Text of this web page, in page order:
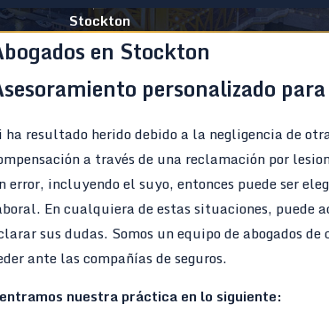
Stockton
en Stockton
personalizado
ha resultado herido debido a la negligencia de
a través de una reclamación por
error, incluyendo el suyo, entonces puede ser
En cualquiera de estas situaciones, puede
sus dudas. Somos un equipo de abogados
ante las compañías de seguros.
nuestra práctica en lo siguiente: